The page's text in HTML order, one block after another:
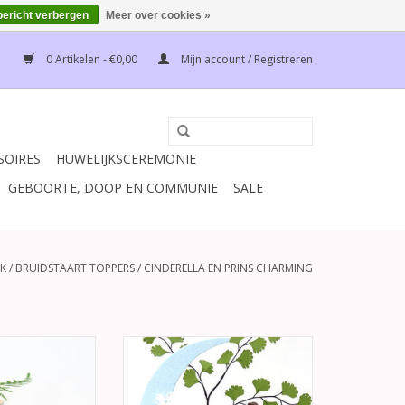
0 Artikelen - €0,00 Mijn account / Registreren
HUWELIJKSCEREMONIE
GEBOORTE, DOOP EN COMMUNIE SALE
/ BRUIDSTAART TOPPERS/ CINDERELLA EN PRINS CHARMING
taarttopper
perzik kleur
met witte
en 2 gouden
Romantische Disney trouwtaart
topper van Prinses Cinderella en
Prins Charming die staan voor
een sprankelende maan.
verbergen Meer over cookies »